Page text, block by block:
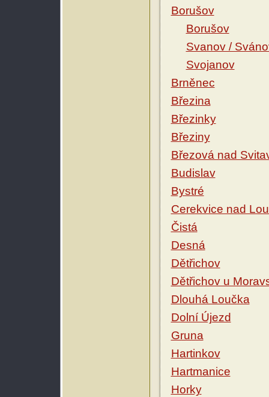
Borušov
Borušov
Svanov /
Svojanov
Brněnec
Březina
Březinky
Březiny
Březová nad
Budislav
Bystré
Cerekvice nad
Čistá
Desná
Dětřichov
Dětřichov u
Dlouhá Loučka
Dolní Újezd
Gruna
Hartinkov
Hartmanice
Horky